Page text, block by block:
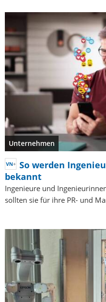
Unternehmen
So werden
bekannt
Ingenieure und
sollten sie für ihre PR- und